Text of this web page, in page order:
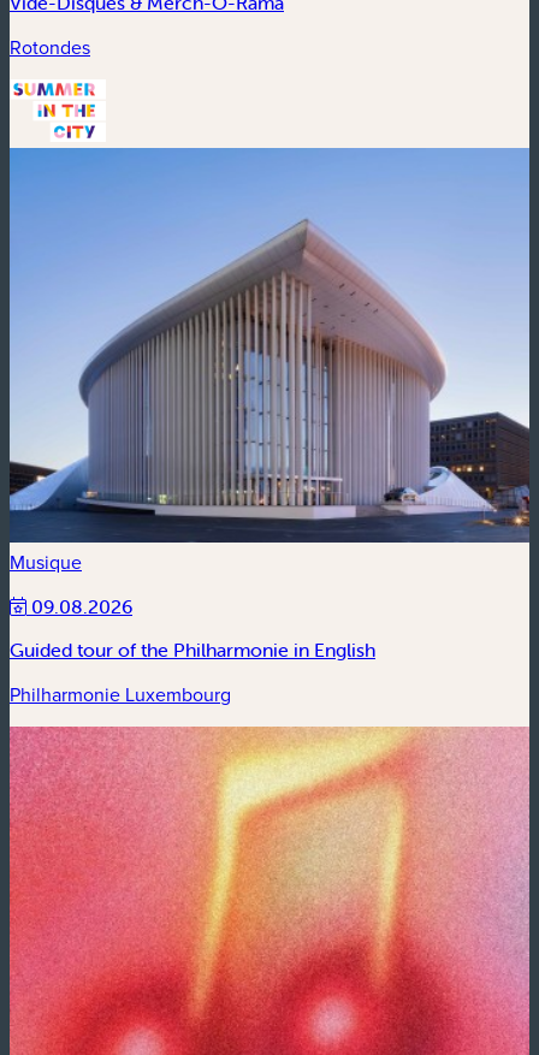
Rotondes
Musique
09.08.2026
Guided tour of the Philharmonie in English
Philharmonie Luxembourg